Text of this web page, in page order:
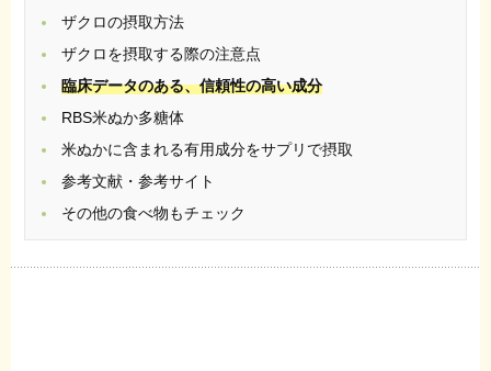
ザクロの摂取方法
ザクロを摂取する際の注意点
臨床データのある、信頼性の高い成分
RBS米ぬか多糖体
米ぬかに含まれる有用成分をサプリで摂取
参考文献・参考サイト
その他の食べ物もチェック